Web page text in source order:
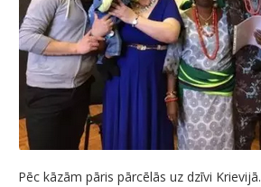
Pēc kāzām pāris pārcēlās uz dzīvi